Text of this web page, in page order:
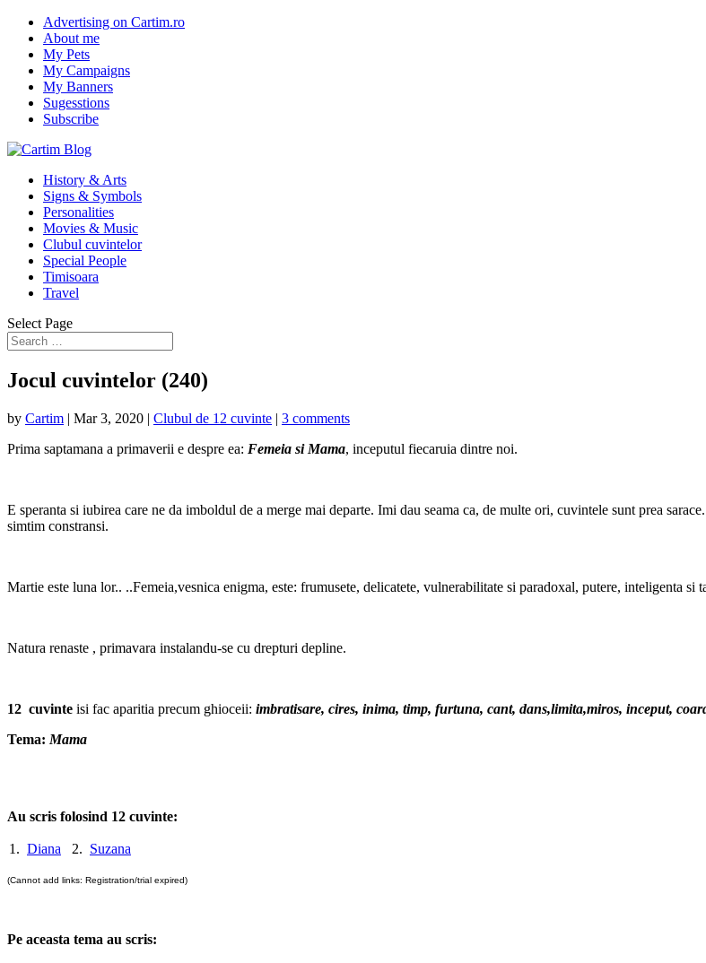
Advertising on Cartim.ro
About me
My Pets
My Campaigns
My Banners
Sugesstions
Subscribe
History & Arts
Signs & Symbols
Personalities
Movies & Music
Clubul cuvintelor
Special People
Timisoara
Travel
Select Page
Jocul cuvintelor (240)
by Cartim | Mar 3, 2020 | Clubul de 12 cuvinte | 3 comments
Prima saptamana a primaverii e despre ea: Femeia si Mama, inceputul fiecaruia dintre noi.
E speranta si iubirea care ne da imboldul de a merge mai departe. Imi dau seama ca, de multe ori, cuvintele sunt prea
simtim constransi.
Martie este luna lor.. ..Femeia,vesnica enigma, este: frumusete, delicatete, vulnerabilitate si paradoxal, putere, inteligenta si
Natura renaste , primavara instalandu-se cu drepturi depline.
12 cuvinte isi fac aparitia precum ghioceii: imbratisare, cires, inima, timp, furtuna, cant, dans,limita,miros, inceput,
Tema: Mama
Au scris folosind 12 cuvinte:
1. Diana 2. Suzana
(Cannot add links: Registration/trial expired)
Pe aceasta tema au scris: